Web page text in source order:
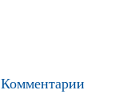
Комментарии